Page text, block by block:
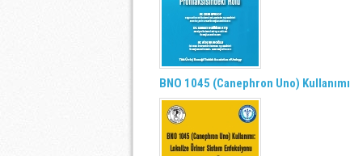
BNO 1045 (Canephron Uno) Kullanımı